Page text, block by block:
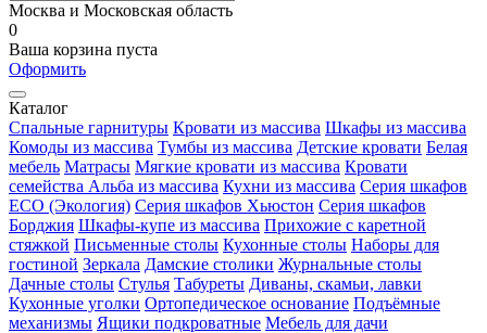
Москва и Московская область
0
Ваша корзина пуста
Оформить
Каталог
Спальные гарнитуры Кровати из массива Шкафы из массива
Комоды из массива Тумбы из массива Детские кровати Белая
мебель Матрасы Мягкие кровати из массива Кровати
семейства Альба из массива Кухни из массива Серия шкафов
ECO (Экология) Серия шкафов Хьюстон Серия шкафов
Борджия Шкафы-купе из массива Прихожие с каретной
стяжкой Письменные столы Кухонные столы Наборы для
гостиной Зеркала Дамские столики Журнальные столы
Дачные столы Стулья Табуреты Диваны, скамьи, лавки
Кухонные уголки Ортопедическое основание Подъёмные
механизмы Ящики подкроватные Мебель для дачи